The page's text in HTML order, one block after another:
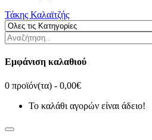
Τάκης Καλαϊτζής
Εμφάνιση καλαθιού
0 προϊόν(τα) - 0,00€
Το καλάθι αγορών είναι άδειο!